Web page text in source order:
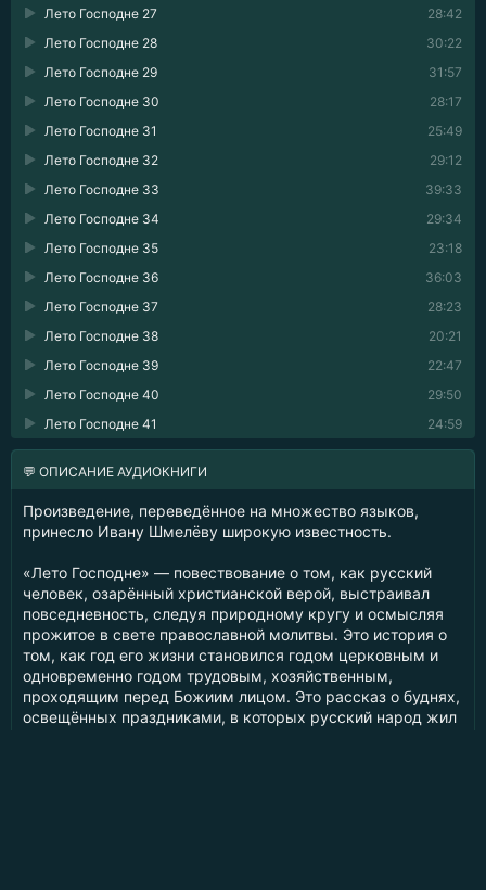
28:42
Лето Господне 27
30:22
Лето Господне 28
31:57
Лето Господне 29
28:17
Лето Господне 30
25:49
Лето Господне 31
29:12
Лето Господне 32
39:33
Лето Господне 33
29:34
Лето Господне 34
23:18
Лето Господне 35
36:03
Лето Господне 36
28:23
Лето Господне 37
20:21
Лето Господне 38
22:47
Лето Господне 39
29:50
Лето Господне 40
24:59
Лето Господне 41
💬 ОПИСАНИЕ АУДИОКНИГИ
Произведение, переведённое на множество языков,
принесло Ивану Шмелёву широкую известность.
«Лето Господне» — повествование о том, как русский
человек, озарённый христианской верой, выстраивал
повседневность, следуя природному кругу и осмысляя
прожитое в свете православной молитвы. Это история о
том, как год его жизни становился годом церковным и
одновременно годом трудовым, хозяйственным,
проходящим перед Божиим лицом. Это рассказ о буднях,
освещённых праздниками, в которых русский народ жил